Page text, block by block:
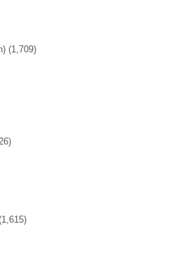
(1,709)